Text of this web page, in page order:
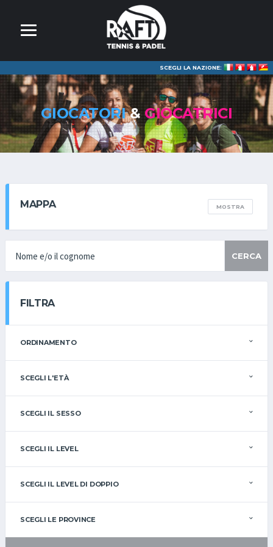
SCEGLI LA NAZIONE:
GIOCATORI&GIOCATRICI
MAPPA MOSTRA
CERCA
FILTRA
ORDINAMENTO
SCEGLI L'ETÀ
SCEGLI IL SESSO
SCEGLI IL LEVEL
SCEGLI IL LEVEL DI DOPPIO
SCEGLI LE PROVINCE